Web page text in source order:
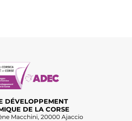
DÉVELOPPEMENT
DE LA CORSE
Macchini, 20000 Ajaccio